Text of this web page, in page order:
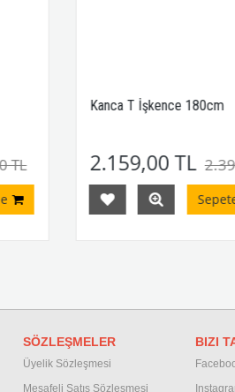
TL
Kanca T İşkence 180cm
2.159,00 TL
SÖZLEŞMELER
Üyelik Sözleşmesi
Mesafeli Satış Sözleşmesi
BIZI